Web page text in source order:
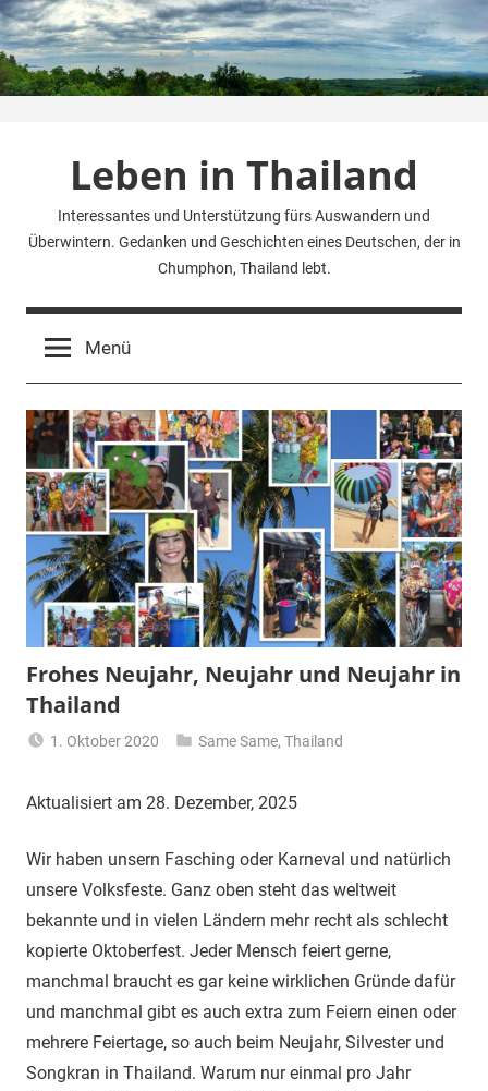
Zum
Inhalt
springen
Leben in Thailand
Interessantes und Unterstützung fürs Auswandern und
Überwintern. Gedanken und Geschichten eines Deutschen, der in
Chumphon, Thailand lebt.
Menü
Frohes Neujahr, Neujahr und Neujahr in
Thailand
1. Oktober 2020
Same Same,Thailand
Aktualisiert am 28. Dezember, 2025
Wir haben unsern Fasching oder Karneval und natürlich
unsere Volksfeste. Ganz oben steht das weltweit
bekannte und in vielen Ländern mehr recht als schlecht
kopierte Oktoberfest. Jeder Mensch feiert gerne,
manchmal braucht es gar keine wirklichen Gründe dafür
und manchmal gibt es auch extra zum Feiern einen oder
mehrere Feiertage, so auch beim Neujahr, Silvester und
Songkran in Thailand. Warum nur einmal pro Jahr